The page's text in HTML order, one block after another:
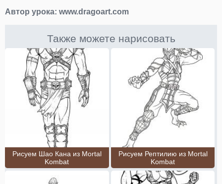
Автор урока: www.dragoart.com
Также можете нарисовать
Рисуем Шао Кана из Mortal
Kombat
Рисуем Рептилию из Mortal
Kombat